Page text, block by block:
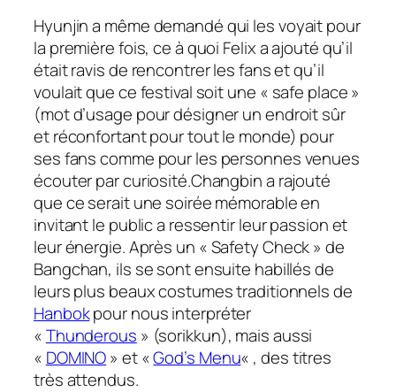
Hyunjin a même demandé qui les voyait pour
la première fois, ce à quoi Felix a ajouté qu’il
était ravis de rencontrer les fans et qu’il
voulait que ce festival soit une « safe place»
(mot d’usage pour désigner un endroit sûr
et réconfortant pour tout le monde) pour
ses fans comme pour les personnes venues
écouter par curiosité.Changbin a rajouté
que ce serait une soirée mémorable en
invitant le public a ressentir leur passion et
leur énergie. Après un « Safety Check » de
Bangchan, ils se sont ensuite habillés de
leurs plus beaux costumes traditionnels de
Hanbokpour nous interpréter
«Thunderous » (sorikkun), mais aussi
« DOMINO» et «God’s Menu« , des titres
très attendus.